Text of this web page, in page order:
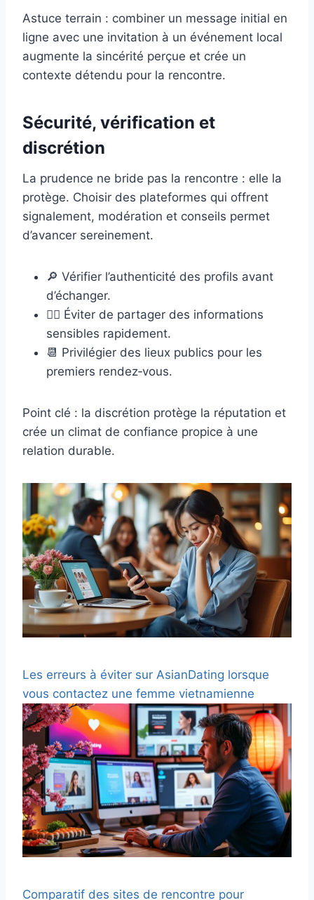
Astuce terrain : combiner un message initial en
ligne avec une invitation à un événement local
augmente la sincérité perçue et crée un
contexte détendu pour la rencontre.
Sécurité, vérification et
discrétion
La prudence ne bride pas la rencontre : elle la
protège. Choisir des plateformes qui offrent
signalement, modération et conseils permet
d’avancer sereinement.
🔎 Vérifier l’authenticité des profils avant
d’échanger.
🕵️‍♂️ Éviter de partager des informations
sensibles rapidement.
📆 Privilégier des lieux publics pour les
premiers rendez‑vous.
Point clé : la discrétion protège la réputation et
crée un climat de confiance propice à une
relation durable.
Les erreurs à éviter sur AsianDating lorsque
vous contactez une femme vietnamienne
Comparatif des sites de rencontre pour